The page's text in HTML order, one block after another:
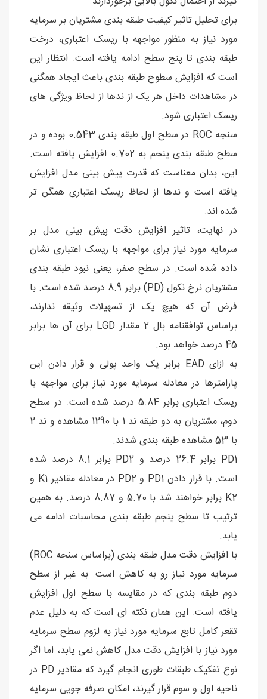
برای تحلیل تاثیر کیفیت طبقه بندی مشتریان بر سرمایه
مورد نیاز به منظور مواجهه با ریسک اعتباری، درخت
طبقه بندی تا پنج سطح ادامه یافته است. انتظار این
است که افزایش سطوح طبقه بندی باعث ایجاد همگنی
در مشاهدات داخل هر یک از ندها از لحاظ ویژگی های
ریسک اعتباری شود.
سنجه ROC در سطح اول طبقه بندی 0.543 بوده و در
سطح طبقه بندی پنجم به 0.702 افزایش یافته است.
این، بدان معناست که قدرت پیش بینی مدل افزایش
یافته است و ندها از لحاظ ریسک اعتباری همگن تر
شده اند.
در نهایت، تاثیر افزایش دقت پیش بینی مدل بر
سرمایه مورد نیاز برای مواجهه با ریسک اعتباری نشان
داده شده است. در سطح صفر، یعنی نبود طبقه بندی
مشتریان نرخ نکول (PD) برابر 8.9 درصد شده است. با
فرض آن که هیچ یک از تسهیلات وثیقه ندارند،
براساس توافقنامه بال 2 مقدار LGD برای آن ها برابر
45 درصد خواهد بود.
به ازای EAD برابر یک واحد پولی و قرار دادن این
پارامترها در معادله سرمایه مورد نیاز برای مواجهه با
ریسک اعتباری برابر 5.84 درصد شده است. در سطح
دوم، مشتریان به دو طبقه ند 1 با 1290 مشاهده و ند 2
با 53 مشاهده طبقه بندی شدند.
PD1 برابر 26.4 درصد و PD2 برابر 8.1 درصد شده
است. با قرار دادن PD1 و PD2 در معادله مقادیر K1 و
K2 برابر خواهند شد با 5.70 و 8.87 درصد. به همین
ترتیب تا سطح پنجم طبقه بندی محاسبات ادامه می
یابد.
با افزایش دقت مدل طبقه بندی (براساس سنجه ROC)
سرمایه مورد نیاز رو به کاهش است. به غیر از سطح
دوم طبقه بندی که در مقایسه با سطح اول افزایش
یافته است. این همان نکته ای است که به دلیل عدم
تقعر کامل تابع سرمایه مورد نیاز به لزوم سطح سرمایه
مورد نیاز با افزایش دقت مدل کاهش نمی یابد، اما اگر
نوع تفکیک طبقات طوری انجام گیرد که مقادیر PD در
ناحیه اول و سوم قرار گیرند، امکان صرفه جویی سرمایه